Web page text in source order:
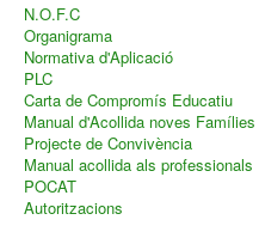
N.O.F.C
Organigrama
Normativa d'Aplicació
PLC
Carta de Compromís Educatiu
Manual d'Acollida noves Famílies
Projecte de Convivència
Manual acollida als professionals
POCAT
Autoritzacions